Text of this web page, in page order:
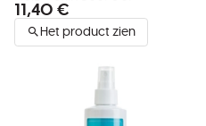
11,40 €
Het product zien